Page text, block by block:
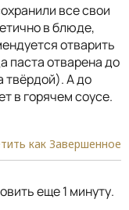
все свои
в блюде,
отварить
паста отварена до
твёрдой). А до
в горячем соусе.
как Завершенное
еще 1 минуту.